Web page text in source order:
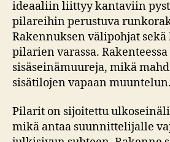
ideaaliin liittyy kantaviin
pilareihin perustuva
Rakennuksen välipohjat sekä
pilarien varassa.
sisäseinämuureja, mikä
sisätilojen vapaan muuntelun.
Pilarit on sijoitettu
mikä antaa suunnittelijalle